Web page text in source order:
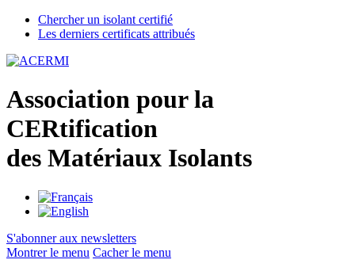
Chercher un isolant certifié
Les derniers certificats attribués
Association pour la
CERtification
des Matériaux Isolants
S'abonner aux newsletters
Montrer le menu Cacher le menu